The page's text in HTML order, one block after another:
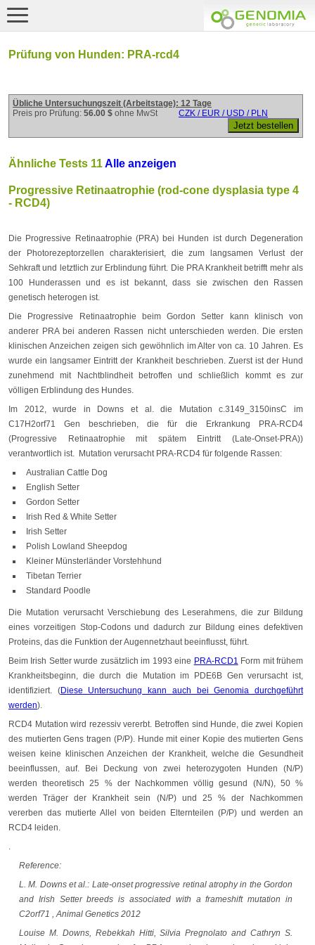
Prüfung von Hunden: PRA-rcd4
Übliche Untersuchungszeit (Arbeitstage): 12 Tage
Preis pro Prüfung: 56.00 $ ohne MwSt CZK / EUR / USD / PLN
Ähnliche Tests 11Alle anzeigen
Progressive Retinaatrophie (rod-cone dysplasia type 4
- RCD4)
Die Progressive Retinaatrophie (PRA) bei Hunden ist durch Degeneration
der Photorezeptorzellen charakterisiert, die zum langsamen Verlust der
Sehkraft und letztlich zur Erblindung führt. Die PRA Krankheit betrifft mehr als
100 Hunderassen und es ist bekannt, dass sie zwischen den Rassen
genetisch heterogen ist.
Die Progressive Retinaatrophie beim Gordon Setter kann klinisch von
anderer PRA bei anderen Rassen nicht unterschieden werden. Die ersten
klinischen Anzeichen zeigen sich gewöhnlich im Alter von ca. 10 Jahren. Es
wurde ein langsamer Eintritt der Krankheit beschrieben. Zuerst ist der Hund
zunehmend mit Nachtblindheit betroffen und schließlich kommt es zur
völligen Erblindung des Hundes.
Im 2012, wurde in Downs et al. die Mutation c.3149_3150insC im
C17H2orf71 Gen beschrieben, die für die Erkrankung PRA-RCD4
(Progressive Retinaatrophie mit spätem Eintritt (Late-Onset-PRA))
verantwortlich ist. Mutation verursacht PRA-RCD4 für folgende Rassen:
Australian Cattle Dog
English Setter
Gordon Setter
Irish Red & White Setter
Irish Setter
Polish Lowland Sheepdog
Kleiner Münsterländer Vorstehhund
Tibetan Terrier
Standard Poodle
Die Mutation verursacht Verschiebung des Leserahmens, die zur Bildung
eines vorzeitigen Stop-Codons und dadurch zur Bildung eines defektiven
Proteins, das die Funktion der Augennetzhaut beeinflusst, führt.
Beim Irish Setter wurde zusätzlich im 1993 eine PRA-RCD1 Form mit frühem
Krankheitsbeginn, die durch die Mutation im PDE6B Gen verursacht ist,
identifiziert. (Diese Untersuchung kann auch bei Genomia durchgeführt
werden).
RCD4 Mutation wird rezessiv vererbt. Betroffen sind Hunde, die zwei Kopien
des mutierten Gens tragen (P/P). Hunde mit einer Kopie des mutierten Gens
weisen keine klinischen Anzeichen der Krankheit, welche die Gesundheit
beeinflussen, auf. Bei Deckung von zwei heterozygoten Hunden (N/P)
werden theoretisch 25 % der Nachkommen völlig gesund (N/N), 50 %
werden Träger der Krankheit sein (N/P) und 25 % der Nachkommen
vererben das mutierte Allel von beiden Elternteilen (P/P) und werden an
RCD4 leiden.
.
Reference:
L. M. Downs et al.: Late-onset progressive retinal atrophy in the Gordon
and Irish Setter breeds is associated with a frameshift mutation in
C2orf71 , Animal Genetics 2012
Louise M. Downs, Rebekkah Hitti, Silvia Pregnolato and Cathryn S.